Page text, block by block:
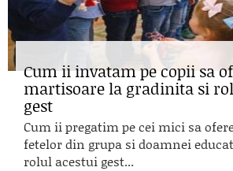
Cum ii invatam pe copii sa
martisoare la gradinita si
gest
Cum ii pregatim pe cei mici sa
fetelor din grupa si doamnei
rolul acestui gest...